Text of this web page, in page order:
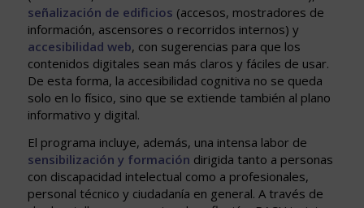
señalización de edificios (accesos, mostradores de
información, ascensores o recorridos internos) y
accesibilidad web, con sugerencias para que los
contenidos digitales sean más claros y fáciles de usar.
De esta forma, la accesibilidad cognitiva no se queda
solo en lo físico, sino que se extiende también al plano
informativo y digital.
El programa incluye, además, una intensa labor de
sensibilización y formación dirigida tanto a personas
con discapacidad intelectual como a profesionales,
personal técnico y ciudadanía en general. A través de